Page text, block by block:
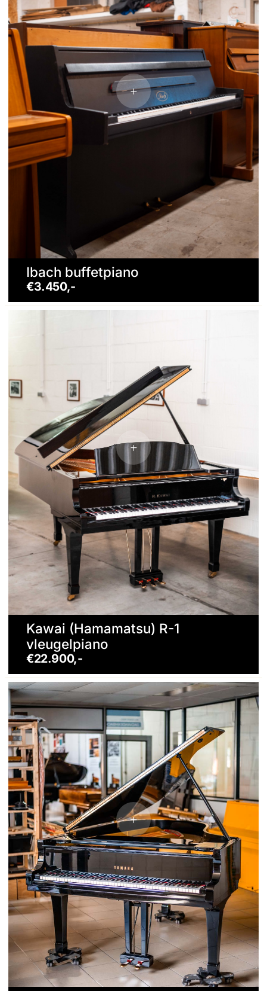
Ibach buffetpiano
€3.450,-
Kawai (Hamamatsu) R-1
vleugelpiano
€22.900,-